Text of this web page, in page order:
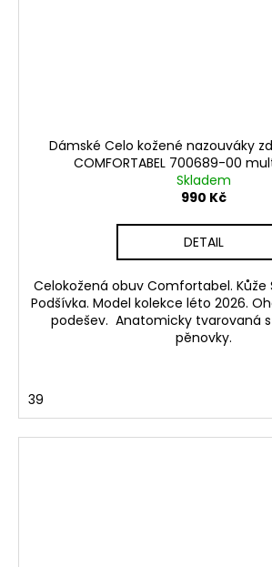
Dámské Celo kožené nazouváky
COMFORTABEL 700689-00
Skladem
990 Kč
DETAIL
Celokožená obuv Comfortabel. Kůže
Podšívka. Model kolekce léto 2026.
podešev. Anatomicky tvarovaná
pěnovky.
39